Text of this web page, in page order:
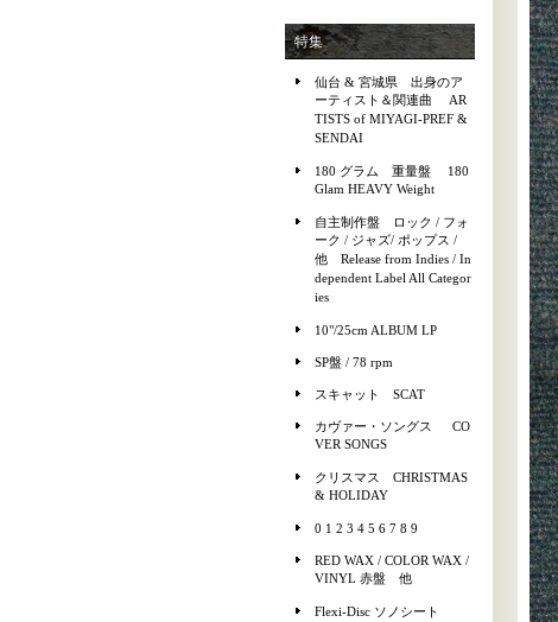
特集
仙台 & 宮城県 出身のア
ーティスト＆関連曲 AR
TISTS of MIYAGI-PREF &
SENDAI
180 グラム 重量盤 180
Glam HEAVY Weight
自主制作盤 ロック / フォ
ーク / ジャズ/ ポップス /
他 Release from Indies / In
dependent Label All Categor
ies
10"/25cm ALBUM LP
SP盤 / 78 rpm
スキャット SCAT
カヴァー・ソングス CO
VER SONGS
クリスマス CHRISTMAS
& HOLIDAY
0 1 2 3 4 5 6 7 8 9
RED WAX / COLOR WAX /
VINYL 赤盤 他
Flexi-Disc ソノシート